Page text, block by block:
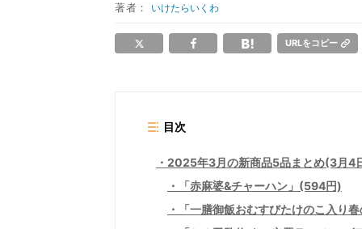
著者： いけたらいくわ
URLをコピー
目次
2025年3月の新商品5品まとめ(3月4
「赤麻婆&チャーハン」(594円)
「一膳御飯おむすびたけのこ入り